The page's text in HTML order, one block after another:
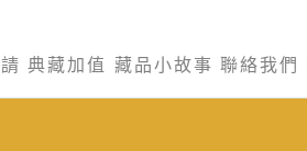
典藏加值 藏品小故事 聯絡我們